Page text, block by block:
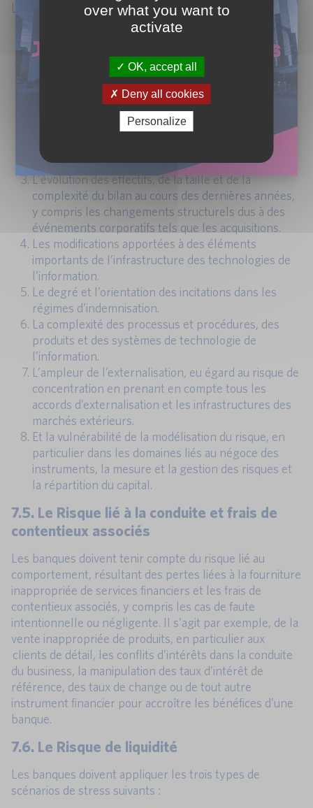
Les banques doivent analyser au moins :
L’exposition de l’établissement à ses activités et à sa
culture du risque associée et à ses antécédents de
pertes opérationnelles, en mettant l’accent sur le
niveau et l’évolution des pertes et des revenus
bruts des dernières années.
L’environnement commercial, y compris les
emplacements géographiques, dans lequel la
macroéconomiques.
L’évolution des effectifs, de la taille et de la
complexité du bilan au cours des dernières années,
y compris les changements structurels dus à des
événements corporatifs tels que les acquisitions.
Les modifications apportées à des éléments
importants de l’infrastructure des technologies de
l’information.
Le degré et l’orientation des incitations dans les
régimes d’indemnisation.
La complexité des processus et procédures, des
produits et des systèmes de technologie de
l’information.
L’ampleur de l’externalisation, eu égard au risque de
concentration en prenant en compte tous les
accords d’externalisation et les infrastructures des
marchés extérieurs.
Et la vulnérabilité de la modélisation du risque, en
particulier dans les domaines liés au négoce des
instruments, la mesure et la gestion des risques et
la répartition du capital.
7.5. Le Risque lié à la conduite et frais de
contentieux associés
Les banques doivent tenir compte du risque lié au
comportement, résultant des pertes liées à la fourniture
inappropriée de services financiers et les frais de
contentieux associés, y compris les cas de faute
intentionnelle ou négligente. Il s’agit par exemple, de la
vente inappropriée de produits, en particulier aux
clients de détail, les conflits d’intérêts dans la conduite
du business, la manipulation des taux d’intérêt de
référence, des taux de change ou de tout autre
instrument financier pour accroître les bénéfices d’une
banque.
7.6. Le Risque de liquidité
Les banques doivent appliquer les trois types de
scénarios de stress suivants :
over what you want to
activate
OK, accept all
Deny all cookies
Personalize